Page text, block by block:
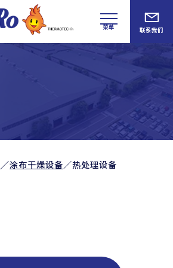
菜单 联系我们
／涂布干燥设备／热处理设备